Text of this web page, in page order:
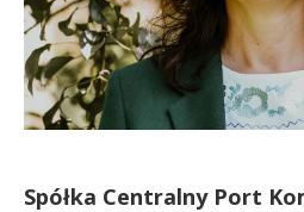
Spółka Centralny Port